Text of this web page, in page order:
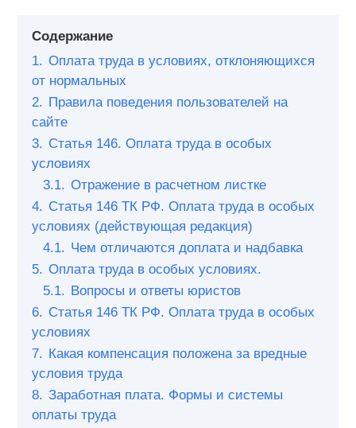
Содержание
1. Оплата труда в условиях, отклоняющихся
от нормальных
2. Правила поведения пользователей на
сайте
3. Статья 146. Оплата труда в особых
условиях
3.1. Отражение в расчетном листке
4. Статья 146 ТК РФ. Оплата труда в особых
условиях (действующая редакция)
4.1. Чем отличаются доплата и надбавка
5. Оплата труда в особых условиях.
5.1. Вопросы и ответы юристов
6. Статья 146 ТК РФ. Оплата труда в особых
условиях
7. Какая компенсация положена за вредные
условия труда
8. Заработная плата. Формы и системы
оплаты труда